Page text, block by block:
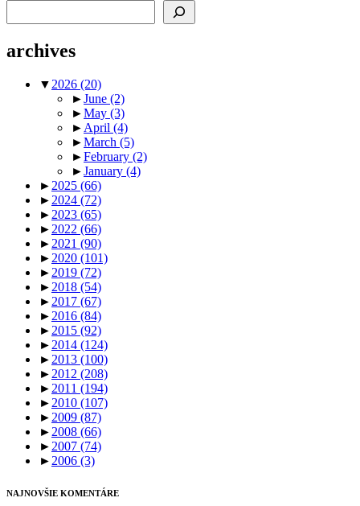
archives
▼2026 (20)
►June (2)
►May (3)
►April (4)
►March (5)
►February (2)
►January (4)
►2025 (66)
►2024 (72)
►2023 (65)
►2022 (66)
►2021 (90)
►2020 (101)
►2019 (72)
►2018 (54)
►2017 (67)
►2016 (84)
►2015 (92)
►2014 (124)
►2013 (100)
►2012 (208)
►2011 (194)
►2010 (107)
►2009 (87)
►2008 (66)
►2007 (74)
►2006 (3)
NAJNOVŠIE KOMENTÁRE